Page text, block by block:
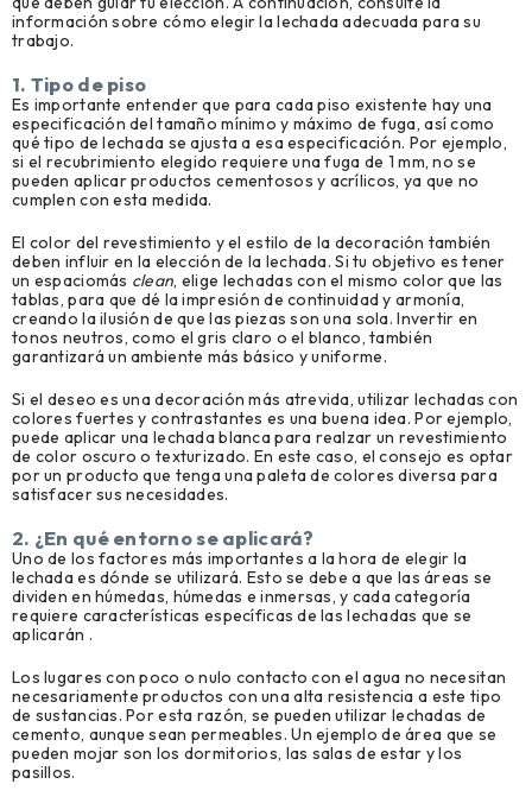
información sobre cómo elegir la lechada adecuada para su
trabajo.
1. Tipo de piso
Es importante entender que para cada piso existente hay una
especificación del tamaño mínimo y máximo de fuga, así como
qué tipo de lechada se ajusta a esa especificación. Por ejemplo,
si el recubrimiento elegido requiere una fuga de 1 mm, no se
pueden aplicar productos cementosos y acrílicos, ya que no
cumplen con esta medida.
El color del revestimiento y el estilo de la decoración también
deben influir en la elección de la lechada. Si tu objetivo es tener
un espaciomás clean, elige lechadas con el mismo color que las
tablas, para que dé la impresión de continuidad y armonía,
creando la ilusión de que las piezas son una sola. Invertir en
tonos neutros, como el gris claro o el blanco, también
garantizará un ambiente más básico y uniforme.
Si el deseo es una decoración más atrevida, utilizar lechadas con
colores fuertes y contrastantes es una buena idea. Por ejemplo,
puede aplicar una lechada blanca para realzar un revestimiento
de color oscuro o texturizado. En este caso, el consejo es optar
por un producto que tenga una paleta de colores diversa para
satisfacer sus necesidades.
2. ¿En qué entorno se aplicará?
Uno de los factores más importantes a la hora de elegir la
lechada es dónde se utilizará. Esto se debe a que las áreas se
dividen en húmedas, húmedas e inmersas, y cada categoría
requiere características específicas de las lechadas que se
aplicarán .
Los lugares con poco o nulo contacto con el agua no necesitan
necesariamente productos con una alta resistencia a este tipo
de sustancias. Por esta razón, se pueden utilizar lechadas de
cemento, aunque sean permeables. Un ejemplo de área que se
pueden mojar son los dormitorios, las salas de estar y los
pasillos.